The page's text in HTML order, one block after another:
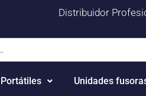
Distribuidor
Portátiles Unidades